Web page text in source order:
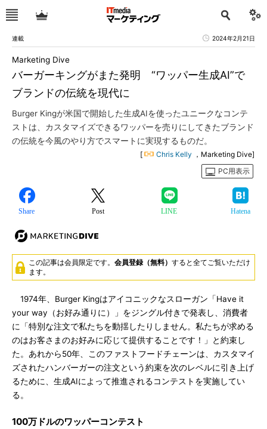
連載 2024年2月21日
バーガーキングがまた発明 “ワッパー生成AI”で
ブランドの伝統を現代に
Marketing Dive
Burger Kingが米国で開始した生成AIを使ったユニークなコンテ
ストは、カスタマイズできるワッパーを売りにしてきたブランド
の伝統を今風のやり方でスマートに実現するものだ。
[ Chris Kelly ，Marketing Dive]
PC用表示
Share Post LINE Hatena
この記事は会員限定です。 会員登録（無料） すると全てご覧いただけ
ます。
1974年、Burger Kingはアイコニックなスローガン「Have it
your way（お好み通りに）」をジングル付きで発表し、消費者
に「特別な注文で私たちを動揺したりしません。私たちが求める
のはお客さまのお好みに応じて提供することです！」と約束し
た。あれから50年、このファストフードチェーンは、カスタマイ
ズされたハンバーガーの注文という約束を次のレベルに引き上げ
るために、生成AIによって推進されるコンテストを実施してい
る。
100万ドルのワッパーコンテスト